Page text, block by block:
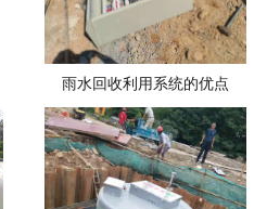
雨水回收利用系统的优点